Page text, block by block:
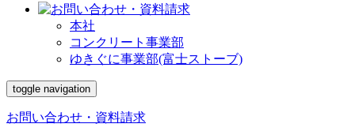
本社
コンクリート事業部
ゆきぐに事業部(富士ストーブ)
toggle navigation
お問い合わせ・資料請求